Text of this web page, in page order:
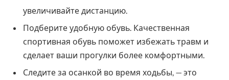
увеличивайте дистанцию.
Подберите удобную обувь. Качественная
спортивная обувь поможет избежать травм и
сделает ваши прогулки более комфортными.
Следите за осанкой во время ходьбы, — это